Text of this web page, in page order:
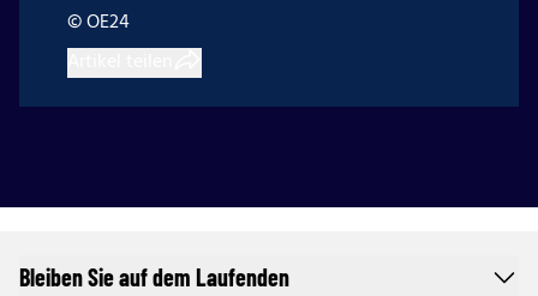
© OE24
Bleiben Sie auf dem Laufenden